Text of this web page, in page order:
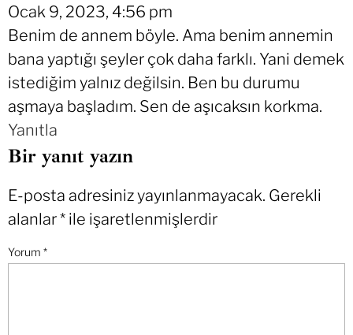
Ocak 9, 2023, 4:56 pm
Benim de annem böyle. Ama benim annemin
bana yaptığı şeyler çok daha farklı. Yani demek
istediğim yalnız değilsin. Ben bu durumu
aşmaya başladım. Sen de aşıcaksın korkma.
Yanıtla
Bir yanıt yazın
E-posta adresiniz yayınlanmayacak. Gerekli
alanlar* ile işaretlenmişlerdir
Yorum *